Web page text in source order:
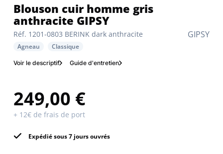
GIPSY
Réf. 1201-0803 BERINK dark anthracite
Blouson cuir homme gris
anthracite GIPSY
Agneau Classique
Voir le descriptif Guide d'entretien
249,00 €
+ 12€ de frais de port
Expédié sous 7 jours ouvrés